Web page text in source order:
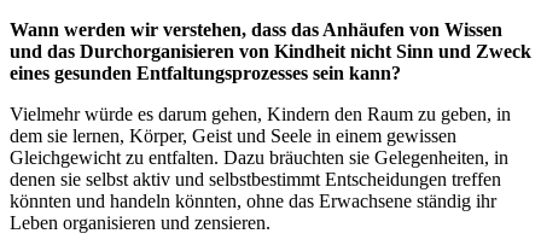
Wann werden wir verstehen, dass das Anhäufen von Wissen
und das Durchorganisieren von Kindheit nicht Sinn und Zweck
eines gesunden Entfaltungsprozesses sein kann?
Vielmehr würde es darum gehen, Kindern den Raum zu geben, in
dem sie lernen, Körper, Geist und Seele in einem gewissen
Gleichgewicht zu entfalten. Dazu bräuchten sie Gelegenheiten, in
denen sie selbst aktiv und selbstbestimmt Entscheidungen treffen
könnten und handeln könnten, ohne das Erwachsene ständig ihr
Leben organisieren und zensieren.